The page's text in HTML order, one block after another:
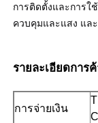
การติดตั้งและการใ
ควบคุมและแสง แล
รายละเอียดการ
การจ่ายเงิน
C